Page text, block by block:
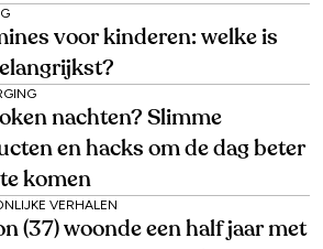
voor kinderen: welke is
nachten? Slimme
en hacks om de dag beter
komen
VERHALEN
(37) woonde een half jaar met